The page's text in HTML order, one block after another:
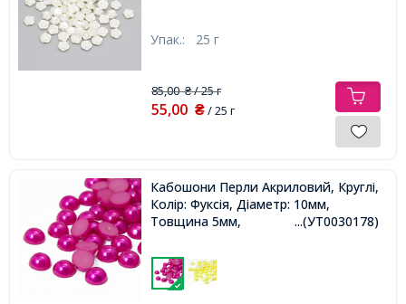
Упак.: 25 г
85,00₴/ 25 г
55,00 ₴/ 25 г
Кабошони Перли Акриловий, Круглі,
Колір: Фуксія, Діаметр: 10мм,
Товщина 5мм,
...(УТ0030178)